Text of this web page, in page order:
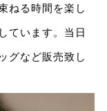
ねる時間を楽し
ています。当日
グなど販売致し